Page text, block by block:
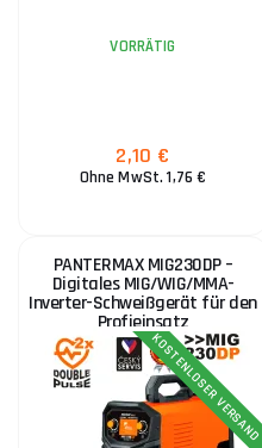
VORRÄTIG
2,10 €
Ohne MwSt. 1,76 €
PANTERMAX MIG230DP –
Digitales MIG/WIG/MMA-
Inverter-Schweißgerät für den
Profieinsatz
KOSTENLOSER VERSAND